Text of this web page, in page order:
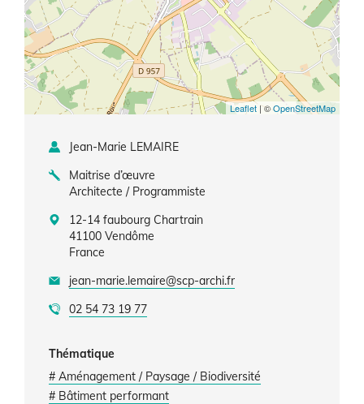
Leaflet| ©OpenStreetMap
Jean-Marie LEMAIRE
Maitrise d’œuvre
Architecte / Programmiste
12-14 faubourg Chartrain
41100 Vendôme
France
jean-marie.lemaire@scp-archi.fr
02 54 73 19 77
Thématique
# Aménagement / Paysage / Biodiversité
# Bâtiment performant